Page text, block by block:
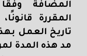
المضافة
المقررة
تاريخ العمل
مد هذه المدة